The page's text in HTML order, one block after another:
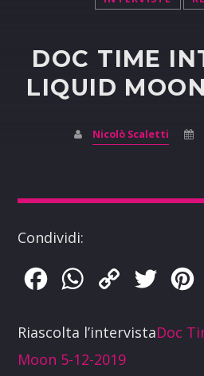
DOC TIME
LIQUID
Nicolò Scaletti
Condividi:
FacebookWhatsApp
Copy
Twitter
Riascolta l’intervistaDoc
Moon 5-12-2019